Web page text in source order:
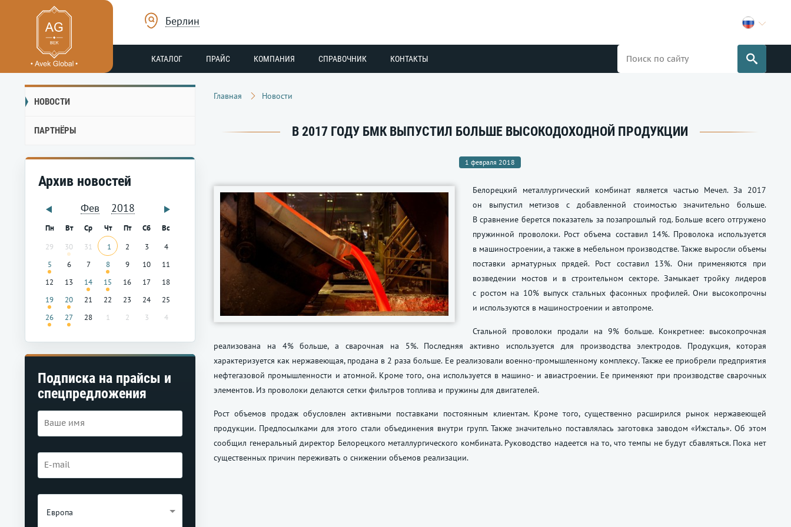
Берлин
КАТАЛОГ ПРАЙС КОМПАНИЯ СПРАВОЧНИК КОНТАКТЫ
НОВОСТИ
ПАРТНЁРЫ
Архив новостей
Фев 2018
Пн Вт Ср Чт Пт Сб
Вс
29
30 31 1 2 3
4
5
6 7 8 9 10
11
12
13 14 15 16 17
18
19
20 21 22 23 24
25
26
27 28 1 2 3 4
Подписка на прайсы и
спецпредложения
Европа
Главная Новости
В 2017 ГОДУ БМК ВЫПУСТИЛ БОЛЬШЕ ВЫСОКОДОХОДНОЙ ПРОДУКЦИИ
1 февраля 2018
Белорецкий металлургический комбинат является частью Мечел. За 2017
он выпустил метизов с добавленной стоимостью значительно больше.
В сравнение берется показатель за позапрошлый год. Больше всего отгружено
пружинной проволоки. Рост объема составил 14%. Проволока используется
в машиностроении, а также в мебельном производстве. Также выросли объемы
поставки арматурных прядей. Рост составил 13%. Они применяются при
возведении мостов и в строительном секторе. Замыкает тройку лидеров
с ростом на 10% выпуск стальных фасонных профилей. Они высокопрочны
и используются в машиностроении и автопроме.
Стальной проволоки продали на 9% больше. Конкретнее: высокопрочная
реализована на 4% больше, а сварочная на 5%. Последняя активно используется для производства электродов. Продукция, которая
характеризуется как нержавеющая, продана в 2 раза больше. Ее реализовали военно-промышленному комплексу. Также ее приобрели предприятия
нефтегазовой промышленности и атомной. Кроме того, она используется в машино- и авиастроении. Ее применяют при производстве сварочных
элементов. Из проволоки делаются сетки фильтров топлива и пружины для двигателей.
Рост объемов продаж обусловлен активными поставками постоянным клиентам. Кроме того, существенно расширился рынок нержавеющей
продукции. Предпосылками для этого стали объединения внутри групп. Также значительно поставлялась заготовка заводом «Ижсталь». Об этом
сообщил генеральный директор Белорецкого металлургического комбината. Руководство надеется на то, что темпы не будут сбавляться. Пока нет
существенных причин переживать о снижении объемов реализации.